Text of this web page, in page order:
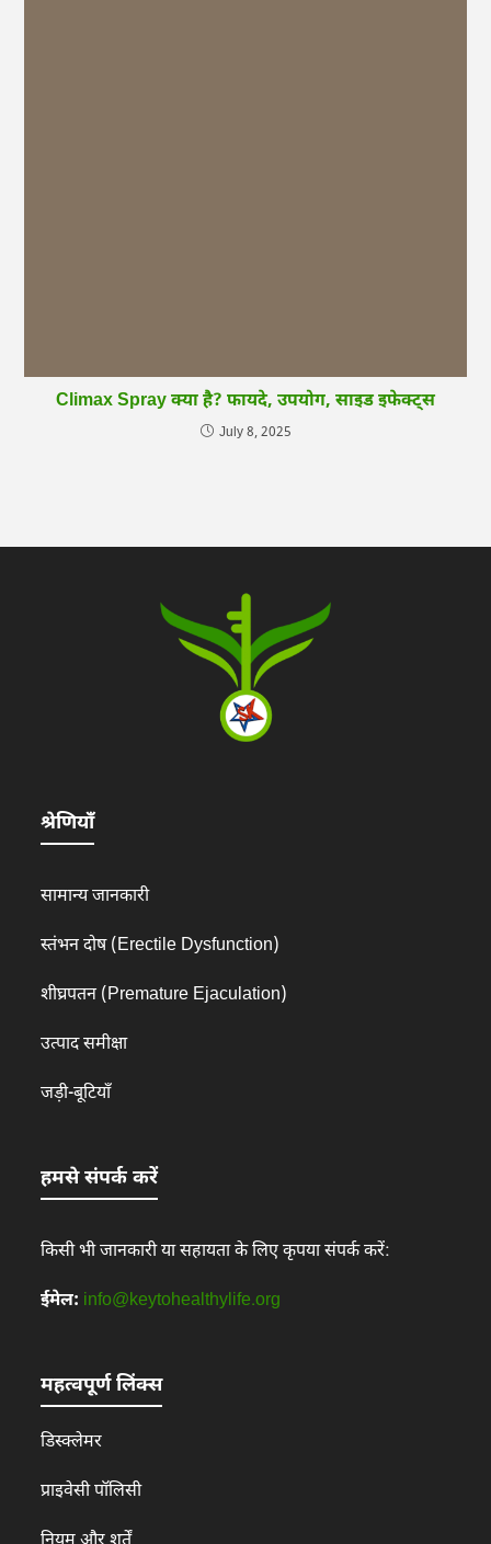
Climax Spray क्या है? फायदे, उपयोग, साइड इफेक्ट्स
July 8, 2025
श्रेणियाँ
सामान्य जानकारी
स्तंभन दोष (Erectile Dysfunction)
शीघ्रपतन (Premature Ejaculation)
उत्पाद समीक्षा
जड़ी-बूटियाँ
हमसे संपर्क करें
किसी भी जानकारी या सहायता के लिए कृपया संपर्क करें:
ईमेल: info@keytohealthylife.org
महत्वपूर्ण लिंक्स
डिस्क्लेमर
प्राइवेसी पॉलिसी